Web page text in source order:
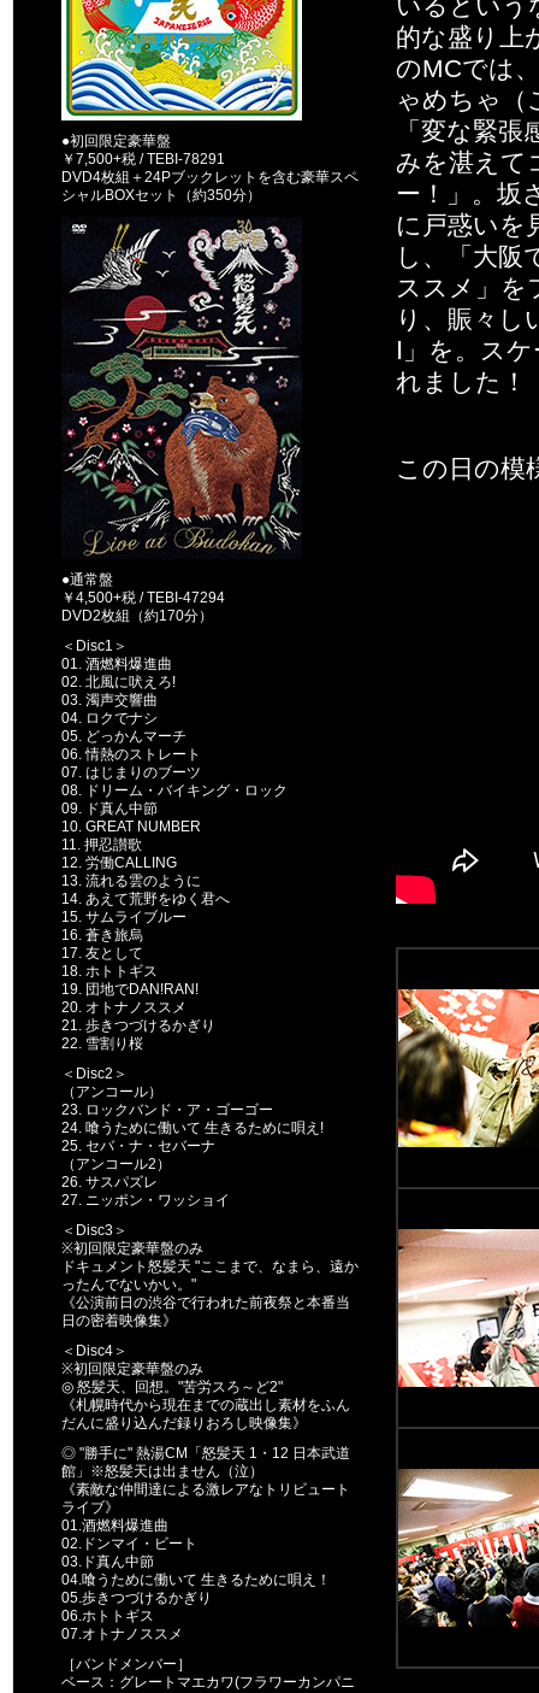
●初回限定豪華盤
￥7,500+税 / TEBI-78291
DVD4枚組＋24Pブックレットを含む豪華スペ
シャルBOXセット（約350分）
●通常盤
￥4,500+税 / TEBI-47294
DVD2枚組（約170分）
＜Disc1＞
01. 酒燃料爆進曲
02. 北風に吠えろ!
03. 濁声交響曲
04. ロクでナシ
05. どっかんマーチ
06. 情熱のストレート
07. はじまりのブーツ
08. ドリーム・バイキング・ロック
09. ド真ん中節
10. GREAT NUMBER
11. 押忍讃歌
12. 労働CALLING
13. 流れる雲のように
14. あえて荒野をゆく君へ
15. サムライブルー
16. 蒼き旅烏
17. 友として
18. ホトトギス
19. 団地でDAN!RAN!
20. オトナノススメ
21. 歩きつづけるかぎり
22. 雪割り桜
＜Disc2＞
（アンコール）
23. ロックバンド・ア・ゴーゴー
24. 喰うために働いて 生きるために唄え!
25. セバ・ナ・セバーナ
（アンコール2）
26. サスパズレ
27. ニッポン・ワッショイ
＜Disc3＞
※初回限定豪華盤のみ
ドキュメント怒髪天 "ここまで、なまら、遠か
ったんでないかい。"
《公演前日の渋谷で行われた前夜祭と本番当
日の密着映像集》
＜Disc4＞
※初回限定豪華盤のみ
◎ 怒髪天、回想。"苦労スろ～ど2"
《札幌時代から現在までの蔵出し素材をふん
だんに盛り込んだ録りおろし映像集》
◎ "勝手に" 熱湯CM「怒髪天 1・12 日本武道
館」※怒髪天は出ません（泣）
《素敵な仲間達による激レアなトリビュート
ライブ》
01.酒燃料爆進曲
02.ドンマイ・ビート
03.ド真ん中節
04.喰うために働いて 生きるために唄え！
05.歩きつづけるかぎり
06.ホトトギス
07.オトナノススメ
［バンドメンバー］
ベース：グレートマエカワ(フラワーカンパニ
的な盛り上
のMCでは
ゃめちゃ（
「変な緊
みを湛えて
ー！」。坂
に戸惑いを
し、「大阪
ススメ」を
り、賑々し
Ⅰ」を。ス
れました！
この日の模